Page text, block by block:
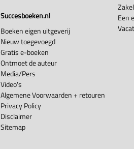
Succesboeken.nl
Boeken eigen uitgeverij
Nieuw toegevoegd
Gratis e-boeken
Ontmoet de auteur
Media/Pers
Video's
Algemene Voorwaarden + retouren
Privacy Policy
Disclaimer
Sitemap
Een